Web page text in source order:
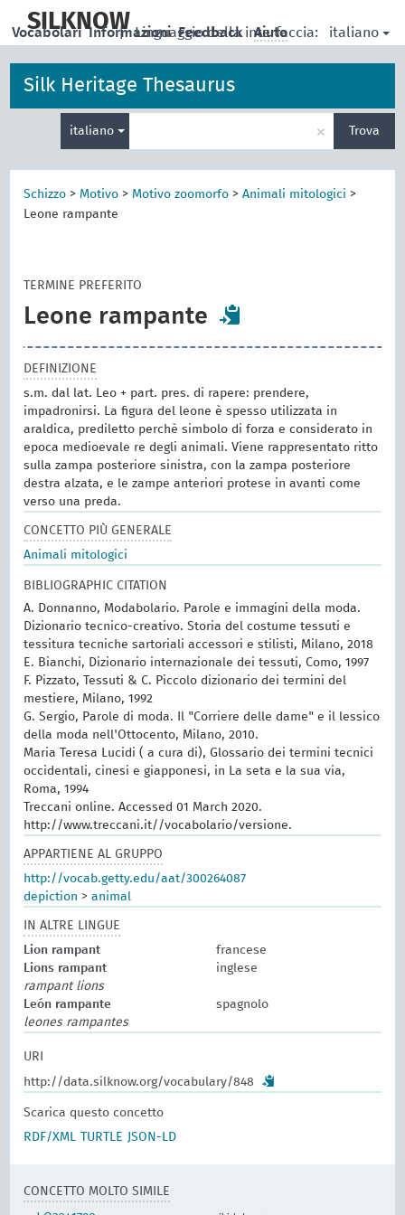
main
SILKNOW
| Linguaggio della interfaccia: italiano
Vocabolari Informazioni Feedback Aiuto
Silk Heritage Thesaurus
italiano
per
la
× Trova
Schizzo > Motivo > Motivo zoomorfo >Animali mitologici >
Leone rampante
TERMINE PREFERITO
Leone rampante
DEFINIZIONE
s.m. dal lat. Leo + part. pres. di rapere: prendere,
impadronirsi. La figura del leone è spesso utilizzata in
araldica, prediletto perchè simbolo di forza e considerato in
epoca medioevale re degli animali. Viene rappresentato ritto
sulla zampa posteriore sinistra, con la zampa posteriore
destra alzata, e le zampe anteriori protese in avanti come
verso una preda.
CONCETTO PIÙ GENERALE
Animali mitologici
BIBLIOGRAPHIC CITATION
A. Donnanno, Modabolario. Parole e immagini della moda.
Dizionario tecnico-creativo. Storia del costume tessuti e
tessitura tecniche sartoriali accessori e stilisti, Milano, 2018
E. Bianchi, Dizionario internazionale dei tessuti, Como, 1997
F. Pizzato, Tessuti & C. Piccolo dizionario dei termini del
mestiere, Milano, 1992
G. Sergio, Parole di moda. Il "Corriere delle dame" e il lessico
della moda nell'Ottocento, Milano, 2010.
Maria Teresa Lucidi ( a cura di), Glossario dei termini tecnici
occidentali, cinesi e giapponesi, in La seta e la sua via,
Roma, 1994
Treccani online. Accessed 01 March 2020.
http://www.treccani.it//vocabolario/versione.
APPARTIENE AL GRUPPO
http://vocab.getty.edu/aat/300264087
depiction >animal
IN ALTRE LINGUE
Lion rampant
francese
Lions rampant
inglese
rampant lions
León rampante
spagnolo
leones rampantes
URI
http://data.silknow.org/vocabulary/848
Scarica questo concetto
RDF/XML
TURTLE JSON-LD
CONCETTO MOLTO SIMILE